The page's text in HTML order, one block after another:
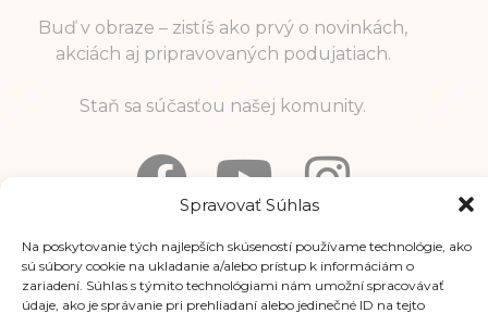
Spravovať Súhlas
Na poskytovanie tých najlepších skúseností používame technológie, ako
sú súbory cookie na ukladanie a/alebo prístup k informáciám o
zariadení. Súhlas s týmito technológiami nám umožní spracovávať
údaje, ako je správanie pri prehliadaní alebo jedinečné ID na tejto
Buď v obraze – zistíš ako prvý o novinkách,
akciách aj pripravovaných podujatiach.
Staň sa súčasťou našej komunity.
Informácie